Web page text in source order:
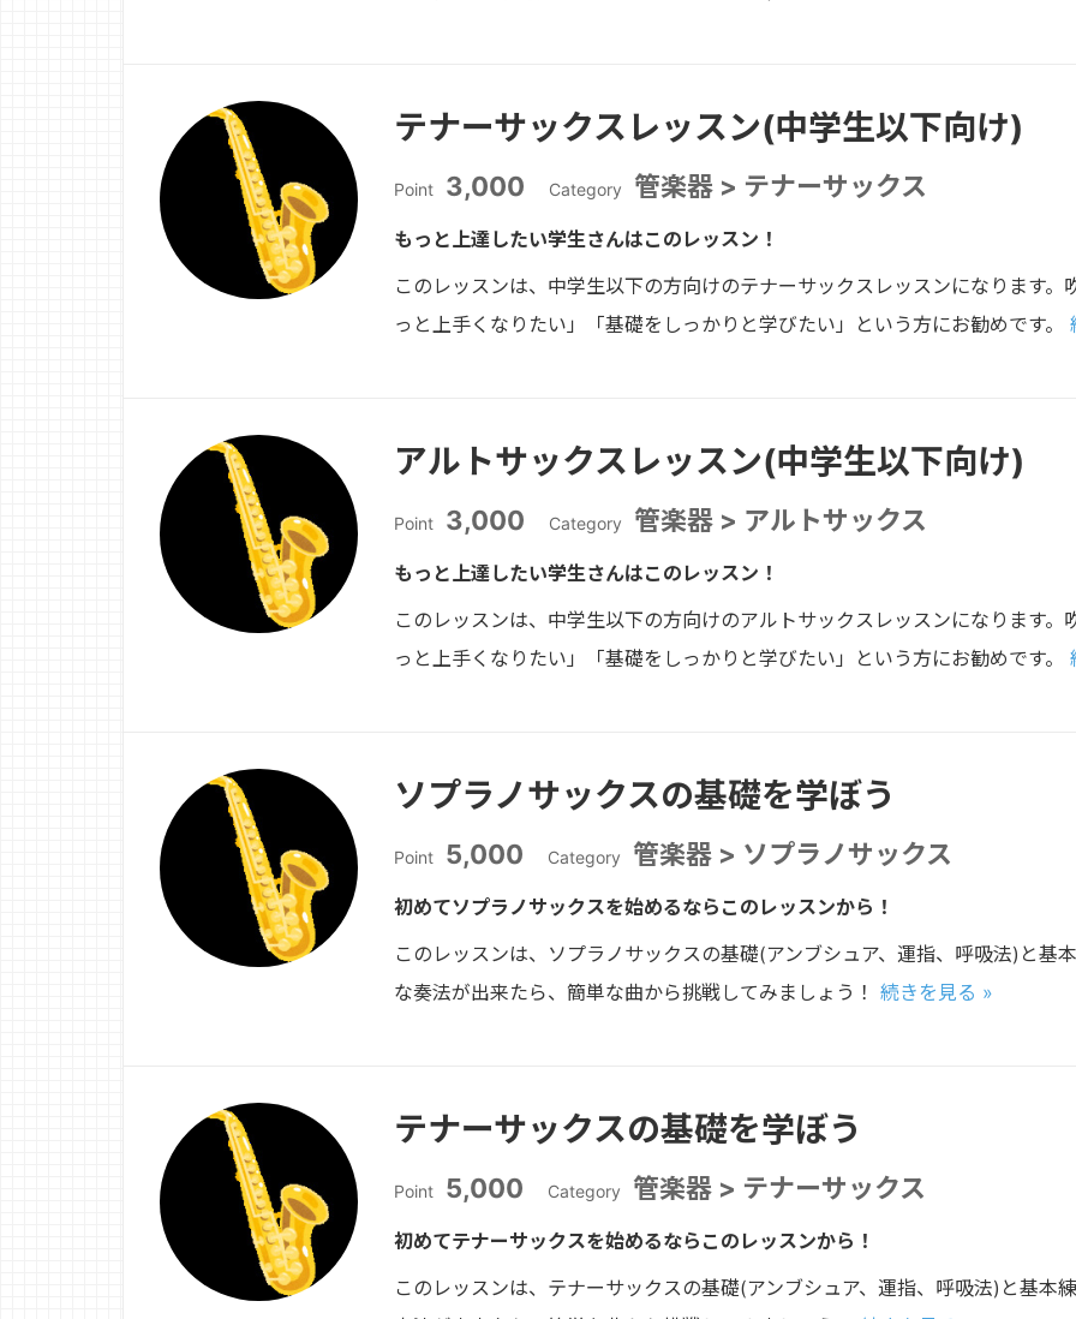
テナーサックスレッスン(中学生以下向け)
Point 3,000 Category 管楽器 > テナーサックス
もっと上達したい学生さんはこのレッスン！
このレッスンは、中学生以下の方向けのテナーサックスレッスンになります
っと上手くなりたい」「基礎をしっかりと学びたい」という方にお勧めです。
アルトサックスレッスン(中学生以下向け)
Point 3,000 Category 管楽器 > アルトサックス
もっと上達したい学生さんはこのレッスン！
このレッスンは、中学生以下の方向けのアルトサックスレッスンになります
っと上手くなりたい」「基礎をしっかりと学びたい」という方にお勧めです。
ソプラノサックスの基礎を学ぼう
Point 5,000 Category 管楽器 > ソプラノサックス
初めてソプラノサックスを始めるならこのレッスンから！
このレッスンは、ソプラノサックスの基礎(アンブシュア、運指、呼吸法)と基
な奏法が出来たら、簡単な曲から挑戦してみましょう！ 続きを見る »
テナーサックスの基礎を学ぼう
Point 5,000 Category 管楽器 > テナーサックス
初めてテナーサックスを始めるならこのレッスンから！
このレッスンは、テナーサックスの基礎(アンブシュア、運指、呼吸法)と基本